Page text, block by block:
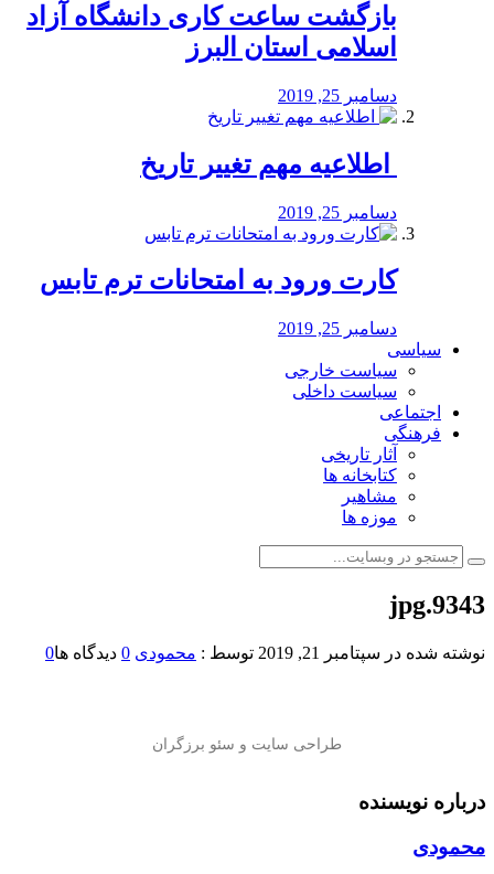
بازگشت ساعت کاری دانشگاه آزاد
اسلامی استان البرز
دسامبر 25, 2019
️ اطلاعیه مهم تغییر تاریخ
دسامبر 25, 2019
کارت ورود به امتحانات ترم تابس
دسامبر 25, 2019
سیاسی
سیاست خارجی
سیاست داخلی
اجتماعی
فرهنگی
آثار تاریخی
کتابخانه ها
مشاهیر
موزه ها
9343.jpg
نوشته شده در سپتامبر 21, 2019 توسط : محمودی 0 دیدگاه ها0
درباره نویسنده
محمودی